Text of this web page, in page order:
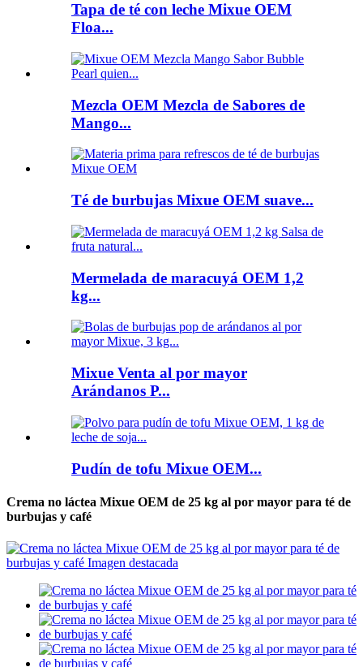
Tapa de té con leche Mixue OEM
Floa...
Mezcla OEM Mezcla de Sabores de
Mango...
Té de burbujas Mixue OEM suave...
Mermelada de maracuyá OEM 1,2
kg...
Mixue Venta al por mayor
Arándanos P...
Pudín de tofu Mixue OEM...
Crema no láctea Mixue OEM de 25 kg al por mayor para té de
burbujas y café